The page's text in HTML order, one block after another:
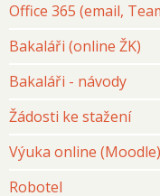
Office 365 (email,
Bakaláři (online ŽK)
Bakaláři - návody
Žádosti ke stažení
Výuka online (Moodle)
Robotel